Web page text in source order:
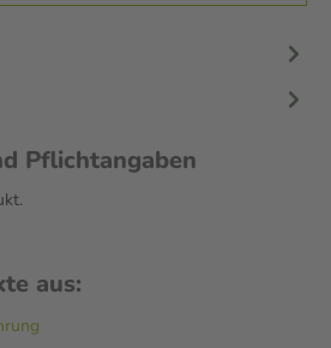
Pflichtangaben
aus: